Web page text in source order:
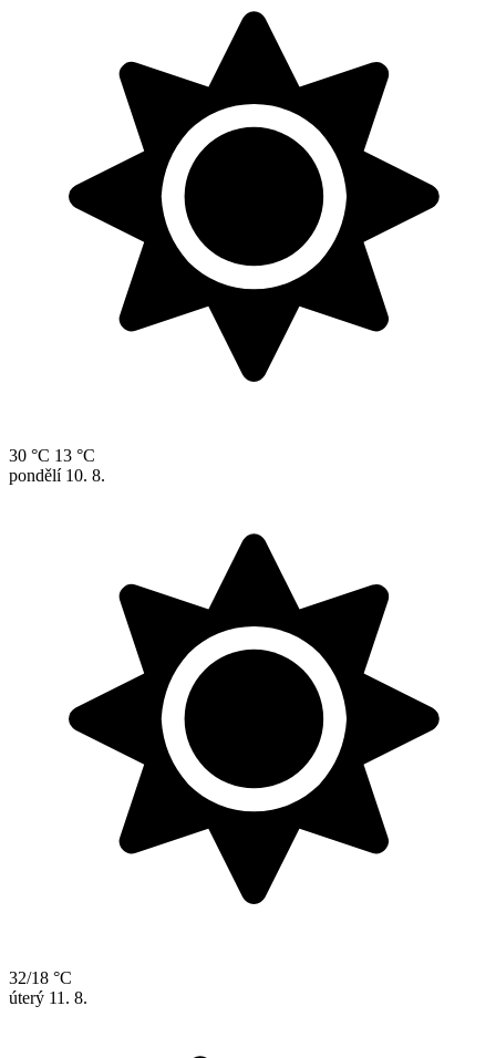
30 °C 13 °C
pondělí 10. 8.
32/18 °C
úterý 11. 8.